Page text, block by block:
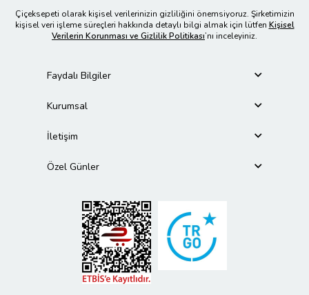
Çiçeksepeti olarak kişisel verilerinizin gizliliğini önemsiyoruz. Şirketimizin
kişisel veri işleme süreçleri hakkında detaylı bilgi almak için lütfen Kişisel
Verilerin Korunması ve Gizlilik Politikası’nı inceleyiniz.
Faydalı Bilgiler
Kurumsal
İletişim
Özel Günler